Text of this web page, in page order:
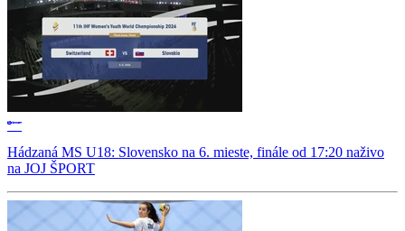
Hádzaná MS U18: Slovensko na 6. mieste, finále od 17:20 naživo
na JOJ ŠPORT